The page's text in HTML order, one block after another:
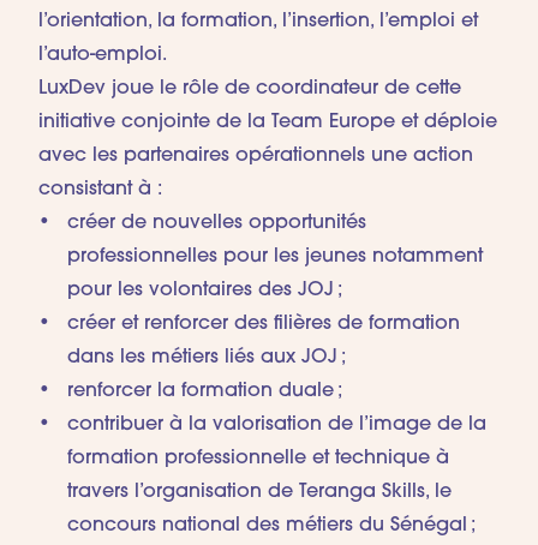
l’orientation, la formation, l’insertion, l’emploi et
l’auto-emploi.
LuxDev joue le rôle de coordinateur de cette
initiative conjointe de la Team Europe et déploie
avec les partenaires opérationnels une action
consistant à :
créer de nouvelles opportunités
professionnelles pour les jeunes notamment
pour les volontaires des JOJ ;
créer et renforcer des filières de formation
dans les métiers liés aux JOJ ;
renforcer la formation duale ;
contribuer à la valorisation de l’image de la
formation professionnelle et technique à
travers l’organisation de Teranga Skills, le
concours national des métiers du Sénégal ;